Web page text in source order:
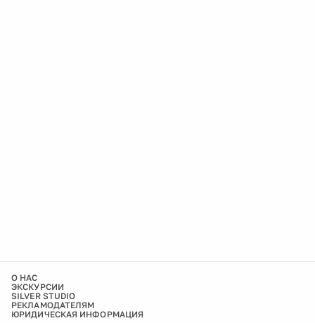
О НАС
ЭКСКУРСИИ
SILVER STUDIO
РЕКЛАМОДАТЕЛЯМ
ЮРИДИЧЕСКАЯ ИНФОРМАЦИЯ